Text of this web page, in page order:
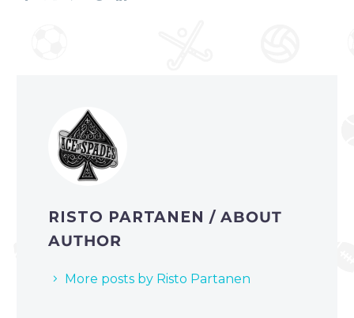
RISTO PARTANEN/ ABOUT
AUTHOR
More posts by Risto Partanen